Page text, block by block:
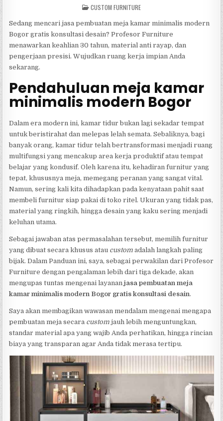
POSTED
IN
CUSTOM FURNITURE
Sedang mencari jasa pembuatan meja kamar minimalis modern
Bogor gratis konsultasi desain? Profesor Furniture
menawarkan keahlian 30 tahun, material anti rayap, dan
pengerjaan presisi. Wujudkan ruang kerja impian Anda
sekarang.
Pendahuluan meja kamar
minimalis modern Bogor
Dalam era modern ini, kamar tidur bukan lagi sekadar tempat
untuk beristirahat dan melepas lelah semata. Sebaliknya, bagi
banyak orang, kamar tidur telah bertransformasi menjadi ruang
multifungsi yang mencakup area kerja produktif atau tempat
belajar yang kondusif. Oleh karena itu, kehadiran furnitur yang
tepat, khususnya meja, memegang peranan yang sangat vital.
Namun, sering kali kita dihadapkan pada kenyataan pahit saat
membeli furnitur siap pakai di toko ritel. Ukuran yang tidak pas,
material yang ringkih, hingga desain yang kaku sering menjadi
keluhan utama.
Sebagai jawaban atas permasalahan tersebut, memilih furnitur
yang dibuat secara khusus atau custom adalah langkah paling
bijak. Dalam Panduan ini, saya, sebagai perwakilan dari Profesor
Furniture dengan pengalaman lebih dari tiga dekade, akan
mengupas tuntas mengenai layananjasa pembuatan meja
kamar minimalis modern Bogor gratis konsultasi desain.
Saya akan membagikan wawasan mendalam mengenai mengapa
pembuatan meja secara custom jauh lebih menguntungkan,
standar material apa yang wajib Anda perhatikan, hingga rincian
biaya yang transparan agar Anda tidak merasa tertipu.